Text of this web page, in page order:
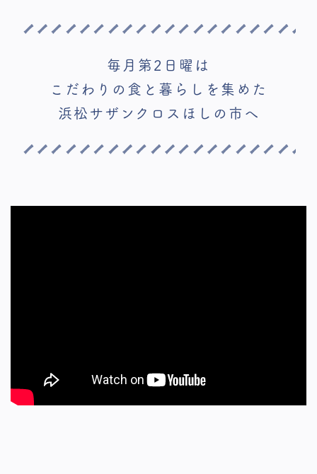
毎月第2日曜は
こだわりの食と暮らしを集めた
浜松サザンクロスほしの市へ